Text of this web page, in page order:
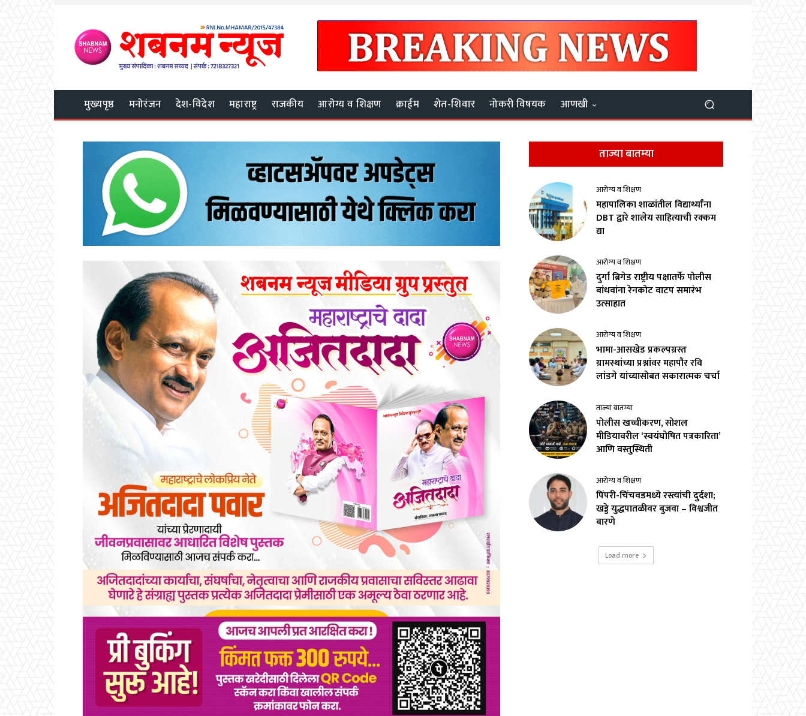
मुख्यपृष्ठ मनोरंजन देश-विदेश महाराष्ट्र राजकीय आरोग्य व शिक्षण क्राईम शेत-शिवार नोकरी विषयक आणखी
ताज्या बातम्या
आरोग्य व शिक्षण
महापालिका शाळांतील विद्यार्थ्यांना
DBT द्वारे शालेय साहित्याची रक्कम
द्या
आरोग्य व शिक्षण
दुर्गा ब्रिगेड राष्ट्रीय पक्षातर्फे पोलीस
बांधवांना रेनकोट वाटप समारंभ
उत्साहात
आरोग्य व शिक्षण
भामा-आसखेड प्रकल्पग्रस्त
ग्रामस्थांच्या प्रश्नांवर महापौर रवि
लांडगे यांच्यासोबत सकारात्मक चर्चा
ताज्या बातम्या
पोलीस खच्चीकरण, सोशल
मीडियावरील ‘स्वयंघोषित पत्रकारिता’
आणि वस्तुस्थिती
आरोग्य व शिक्षण
पिंपरी-चिंचवडमध्ये रस्त्यांची दुर्दशा;
खड्डे युद्धपातळीवर बुजवा – विश्वजीत
बारणे
Load more